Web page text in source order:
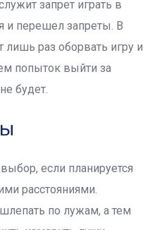
запрет играть в
и перешел запреты. В
лишь раз оборвать игру и
попыток выйти за
будет.
если планируется
расстояниями.
по лужам, а тем